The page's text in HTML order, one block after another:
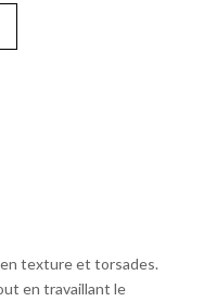
texture et torsades.
en travaillant le